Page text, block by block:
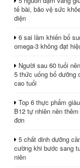
tế bài, bảo vệ sức
diện
6 sai lầm khiến bổ
omega-3 không đạt
Người sau 60 tuổi
5 thức uống bổ dưỡng
cao tuổi
Top 6 thực phẩm
B12 tự nhiên nên
đơn
5 chất dinh dưỡng
cường khi bước sang
niên